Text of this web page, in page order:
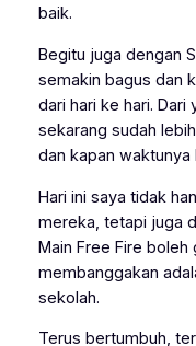
baik.
Begitu juga dengan
semakin bagus dan
dari hari ke hari. Dari
sekarang sudah
dan kapan waktunya
Hari ini saya tidak
mereka, tetapi juga
Main Free Fire
membanggakan
sekolah.
Terus bertumbuh,